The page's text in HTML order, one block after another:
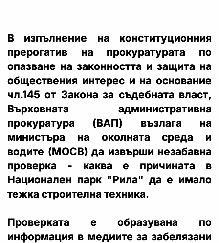
В изпълнение на конституционния
прерогатив на прокуратурата по
опазване на законността и защита на
обществения интерес и на основание
чл.145 от Закона за съдебната власт,
Върховната административна
прокуратура (ВАП) възлага на
министъра на околната среда и
водите (МОСВ) да извърши незабавна
проверка - каква е причината в
Национален парк "Рила" да е имало
тежка строителна техника.
Проверката е образувана по
информация в медиите за забелязани